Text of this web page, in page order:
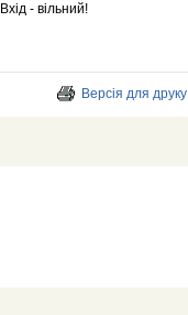
- вільний!
Версія для друку